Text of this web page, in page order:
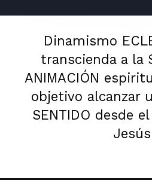
Dinamismo
transcienda a la
ANIMACIÓN
objetivo alcanzar
SENTIDO desde el